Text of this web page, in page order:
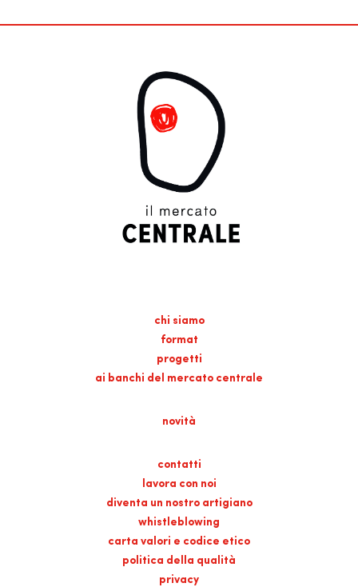
chi siamo
format
progetti
ai banchi del mercato centrale
novità
contatti
lavora con noi
diventa un nostro artigiano
whistleblowing
carta valori e codice etico
politica della qualità
privacy